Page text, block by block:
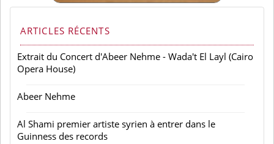
ARTICLES RÉCENTS
Extrait du Concert d'Abeer Nehme - Wada't El Layl (Cairo
Opera House)
Abeer Nehme
Al Shami premier artiste syrien à entrer dans le
Guinness des records